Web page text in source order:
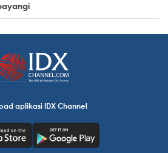
aplikasi IDX Channel